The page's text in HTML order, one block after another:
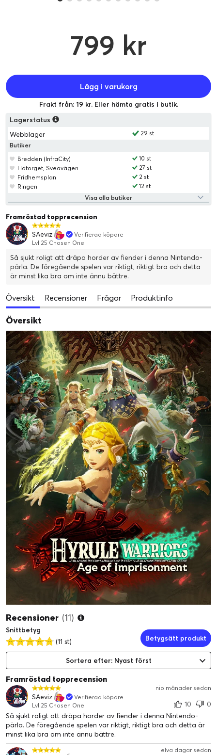
799 kr
Lägg i varukorg
Frakt från: 19 kr. Eller hämta gratis i butik.
Lagerstatus
Webblager
29 st
Butiker
Bredden (InfraCity)
10 st
Hötorget, Sveavägen
27 st
Fridhemsplan
2 st
Ringen
12 st
Visa alla butiker
Framröstad topprecension
SAeviz
Verifierad köpare
Lvl 25 Chosen One
Så sjukt roligt att dräpa horder av fiender i denna Nintendo-
pärla. De föregående spelen var riktigt, riktigt bra och detta
är minst lika bra om inte ännu bättre.
Översikt Recensioner Frågor Produktinfo
Översikt
Recensioner (11)
Snittbetyg
(11 st)
Betygsätt produkt
Sortera efter: Nyast först
Framröstad topprecension
nio månader sedan
SAeviz
Verifierad köpare
Lvl 25 Chosen One
10
0
Så sjukt roligt att dräpa horder av fiender i denna Nintendo-
pärla. De föregående spelen var riktigt, riktigt bra och detta är
minst lika bra om inte ännu bättre.
elva dagar sedan